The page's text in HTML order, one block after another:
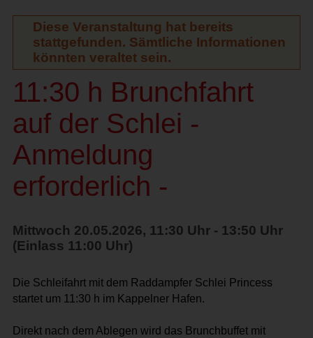
Diese Veranstaltung hat bereits
stattgefunden. Sämtliche Informationen
könnten veraltet sein.
11:30 h Brunchfahrt
auf der Schlei -
Anmeldung
erforderlich -
Mittwoch 20.05.2026, 11:30 Uhr - 13:50 Uhr
(Einlass 11:00 Uhr)
Die Schleifahrt mit dem Raddampfer Schlei Princess
startet um 11:30 h im Kappelner Hafen.
Direkt nach dem Ablegen wird das Brunchbuffet mit